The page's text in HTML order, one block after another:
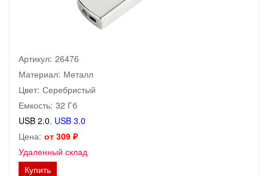
Артикул: 26476
Материал: Металл
Цвет: Серебристый
Емкость: 32 Гб
USB 2.0, USB 3.0
Цена: от 309 ₽
Удаленный склад
Купить